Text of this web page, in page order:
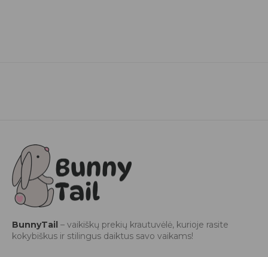
BunnyTail – vaikiškų prekių krautuvėlė, kurioje rasite
kokybiškus ir stilingus daiktus savo vaikams!